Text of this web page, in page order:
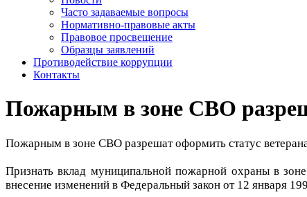
Часто задаваемые вопросы
Нормативно-правовые акты
Правовое просвещение
Образцы заявлений
Противодействие коррупции
Контакты
Пожарным в зоне СВО
Пожарным в зоне СВО разрешат оформить статус
Признать вклад муниципальной пожарной охраны в
внесение изменений в Федеральный закон от 12 января